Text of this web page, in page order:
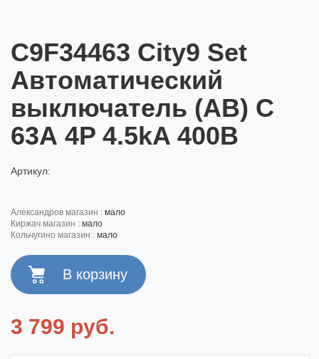
C9F34463 City9 Set
Автоматический
выключатель (АВ) С
63А 4P 4.5kA 400В
Артикул:
александров магазин : мало
киржач магазин : мало
кольчугино магазин : мало
3 799 руб.